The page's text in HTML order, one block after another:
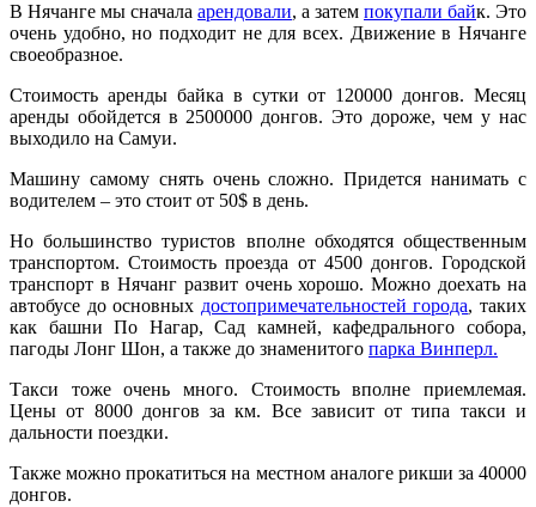
В Нячанге мы сначала арендовали, а затем покупали байк. Это
очень удобно, но подходит не для всех. Движение в Нячанге
своеобразное.
Стоимость аренды байка в сутки от 120000 донгов. Месяц
аренды обойдется в 2500000 донгов. Это дороже, чем у нас
выходило на Самуи.
Машину самому снять очень сложно. Придется нанимать с
водителем – это стоит от 50$ в день.
Но большинство туристов вполне обходятся общественным
транспортом. Стоимость проезда от 4500 донгов. Городской
транспорт в Нячанг развит очень хорошо. Можно доехать на
автобусе до основных достопримечательностей города, таких
как башни По Нагар, Сад камней, кафедрального собора,
пагоды Лонг Шон, а также до знаменитого парка Винперл.
Такси тоже очень много. Стоимость вполне приемлемая.
Цены от 8000 донгов за км. Все зависит от типа такси и
дальности поездки.
Также можно прокатиться на местном аналоге рикши за 40000
донгов.